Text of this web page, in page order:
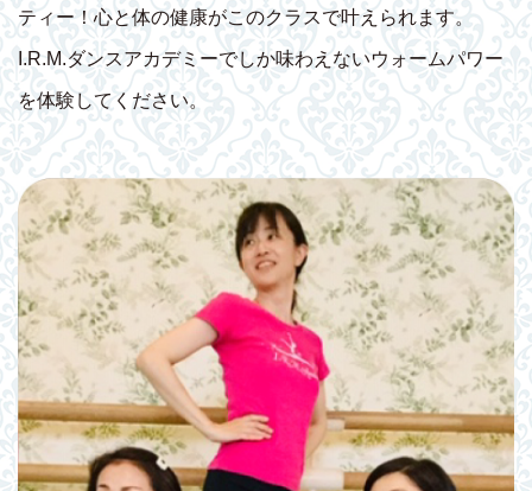
ティー！心と体の健康がこのクラスで叶えられます。
I.R.M.ダンスアカデミーでしか味わえないウォームパワー
を体験してください。